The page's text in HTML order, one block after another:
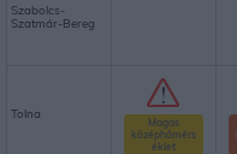
Szabolcs-
Szatmár-Bereg
Tolna
Magas
középhőmérs
éklet